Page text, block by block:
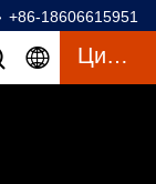
+86-18606615951
Цитата